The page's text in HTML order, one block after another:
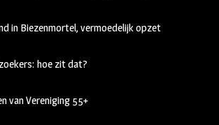
in Biezenmortel, vermoedelijk opzet
hoe zit dat?
van Vereniging 55+